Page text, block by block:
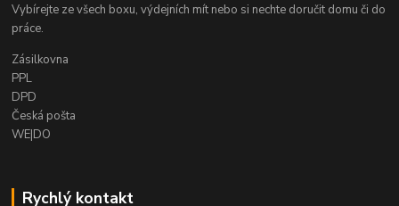
Vybírejte ze všech boxu, výdejních mít nebo si nechte doručit domu či do
práce.
Zásilkovna
PPL
DPD
Česká pošta
WE|DO
Rychlý kontakt